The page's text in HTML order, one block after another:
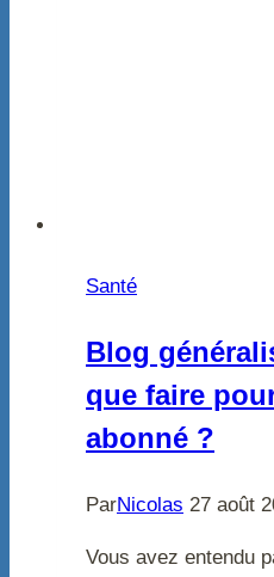
Santé
Blog
que faire
abonné ?
ParNicolas 27 août
Vous avez entendu